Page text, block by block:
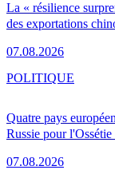
La « résilience
des exportations
07.08.2026
Quatre pays
Russie pour l'Ossétie
07.08.2026
POLITIQUE